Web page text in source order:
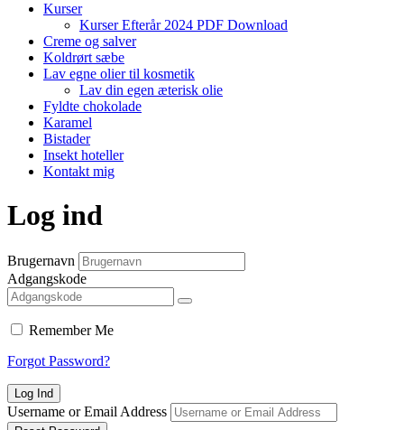
Kurser
Kurser Efterår 2024 PDF Download
Creme og salver
Koldrørt sæbe
Lav egne olier til kosmetik
Lav din egen æterisk olie
Fyldte chokolade
Karamel
Bistader
Insekt hoteller
Kontakt mig
Log ind
Brugernavn
Adgangskode
Remember Me
Forgot Password?
Username or Email Address